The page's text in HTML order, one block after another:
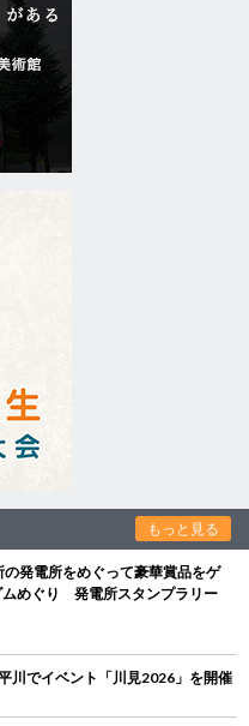
もっと見る
の発電所をめぐって豪華賞品をゲ
ムめぐり 発電所スタンプラリー
川でイベント「川見2026」を開催